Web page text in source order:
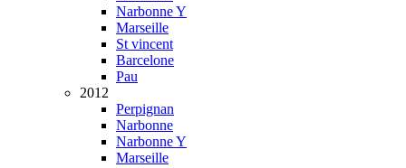
Narbonne Y
Marseille
St vincent
Barcelone
Pau
2012
Perpignan
Narbonne
Narbonne Y
Marseille